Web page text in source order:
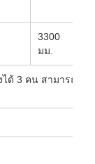
3300
มม.
ด้ 3 คน สามารถ